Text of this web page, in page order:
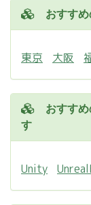
おすすめ
東京 大阪
おすすめ
す
Unity